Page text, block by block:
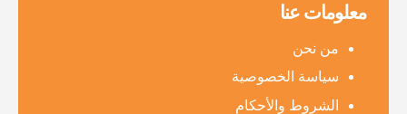
معلومات عنا
من نحن
سياسة الخصوصية
الشروط والأحكام